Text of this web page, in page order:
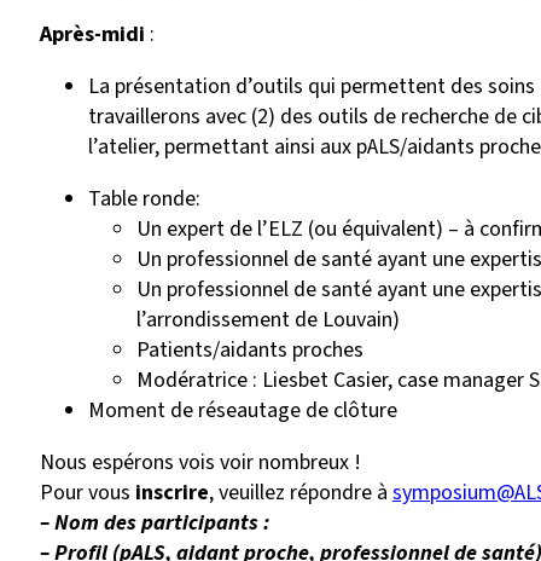
Après-midi :
La présentation d’outils qui permettent des
travaillerons avec (2) des outils de recherche de
l’atelier, permettant ainsi aux pALS/aidants
Table ronde:
Un expert de l’ELZ (ou équivalent) – à
Un professionnel de santé ayant une
Un professionnel de santé ayant une
l’arrondissement de Louvain)
Patients/aidants proches
Modératrice : Liesbet Casier, case manager
Moment de réseautage de clôture
Nous espérons vois voir nombreux !
Pour vous inscrire, veuillez répondre à
– Nom des participants :
– Profil (pALS, aidant proche, professionnel de